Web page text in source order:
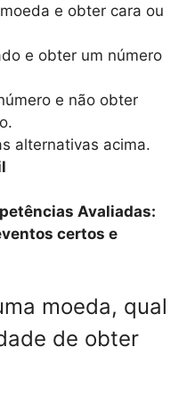
e obter cara ou
e obter um número
e não obter
alternativas acima.
Avaliadas:
certos e
moeda, qual
de obter